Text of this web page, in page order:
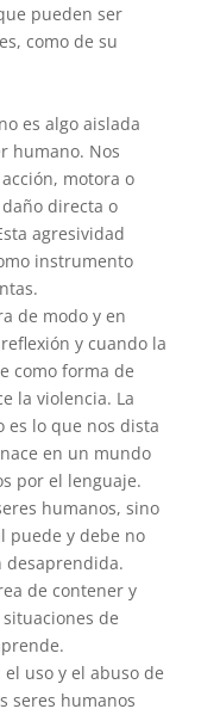
pueden ser
como de su
es algo aislada
humano. Nos
motora o
directa o
agresividad
instrumento
de modo y en
y cuando la
como forma de
la violencia. La
es lo que nos dista
en un mundo
por el lenguaje.
humanos, sino
puede y debe no
desaprendida.
de contener y
de
uso y el abuso de
seres humanos